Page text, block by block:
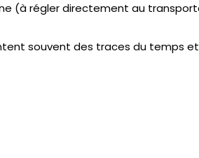
(à régler directement au
souvent des traces du temps